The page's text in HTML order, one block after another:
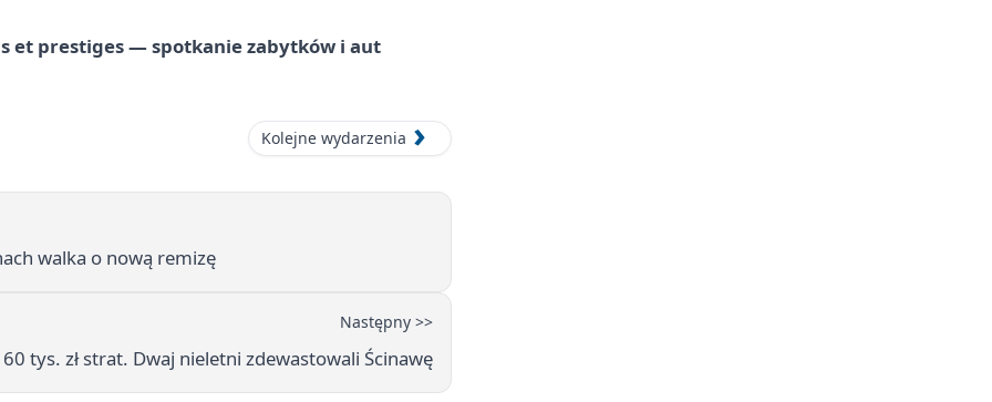
et prestiges — spotkanie zabytków i aut
Kolejne wydarzenia
walka o nową remizę
Następny >>
tys. zł strat. Dwaj nieletni zdewastowali Ścinawę